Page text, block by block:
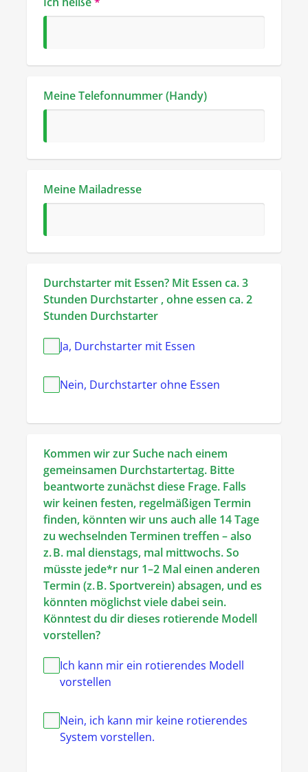
Meine Telefonnummer (Handy)
Meine Mailadresse
Durchstarter mit Essen? Mit Essen ca. 3
Stunden Durchstarter , ohne essen ca. 2
Stunden Durchstarter
Ja, Durchstarter mit Essen
Nein, Durchstarter ohne Essen
Kommen wir zur Suche nach einem
gemeinsamen Durchstartertag. Bitte
beantworte zunächst diese Frage. Falls
wir keinen festen, regelmäßigen Termin
finden, könnten wir uns auch alle 14 Tage
zu wechselnden Terminen treffen – also
z. B. mal dienstags, mal mittwochs. So
müsste jede*r nur 1–2 Mal einen anderen
Termin (z. B. Sportverein) absagen, und es
könnten möglichst viele dabei sein.
Könntest du dir dieses rotierende Modell
vorstellen?
Ich kann mir ein rotierendes Modell
vorstellen
Nein, ich kann mir keine rotierendes
System vorstellen.